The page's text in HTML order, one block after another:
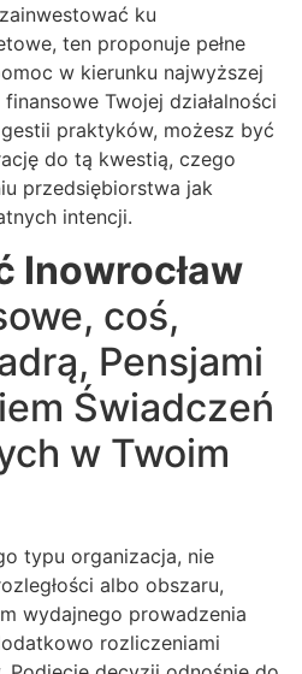
ku
ten proponuje pełne
w kierunku najwyższej
Twojej działalności
praktyków, możesz być
do tą kwestią, czego
przedsiębiorstwa jak
intencji.
Inowrocław
coś,
Pensjami
Świadczeń
w Twoim
typu organizacja, nie
albo obszaru,
wydajnego prowadzenia
rozliczeniami